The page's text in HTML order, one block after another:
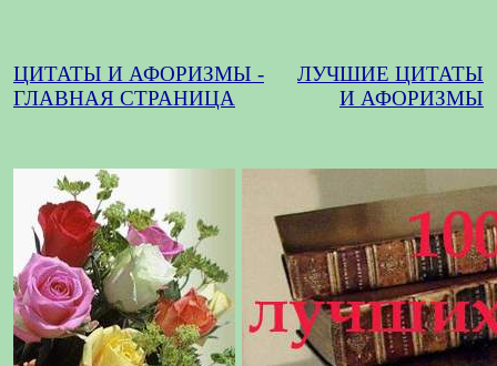
ЦИТАТЫ И АФОРИЗМЫ -
ГЛАВНАЯ СТРАНИЦА
ЛУЧШИЕ ЦИТАТЫ
И АФОРИЗМЫ